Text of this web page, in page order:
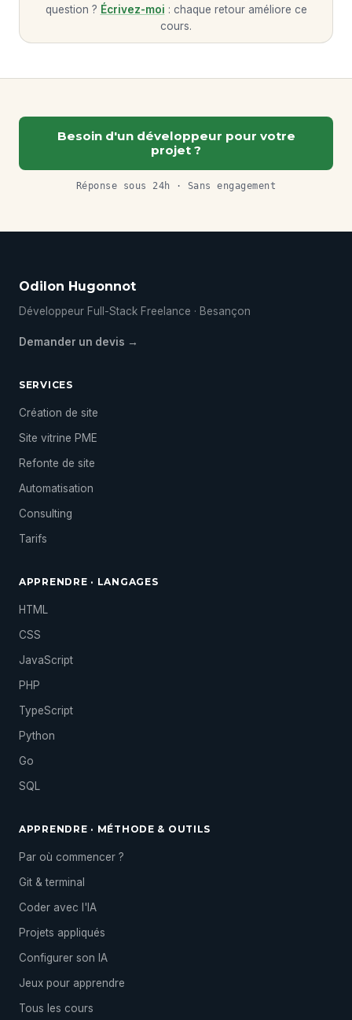
question ? Écrivez-moi : chaque retour améliore ce
cours.
Besoin d'un développeur pour votre
projet ?
Réponse sous 24h · Sans engagement
Odilon Hugonnot
Développeur Full-Stack Freelance · Besançon
Demander un devis →
SERVICES
Création de site
Site vitrine PME
Refonte de site
Automatisation
Consulting
Tarifs
APPRENDRE · LANGAGES
HTML
CSS
JavaScript
PHP
TypeScript
Python
Go
SQL
APPRENDRE · MÉTHODE & OUTILS
Par où commencer ?
Git & terminal
Coder avec l'IA
Projets appliqués
Configurer son IA
Jeux pour apprendre
Tous les cours